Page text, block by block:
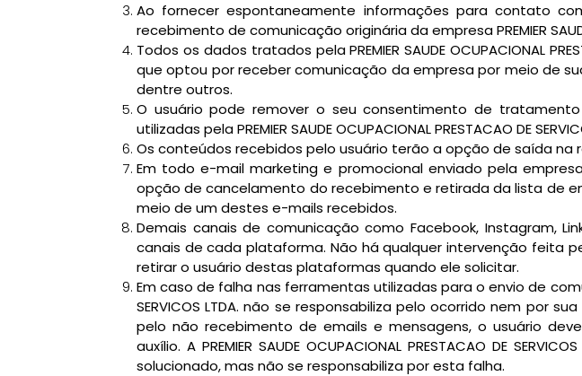
Ao fornecer espontaneamente informações para contato
recebimento de comunicação originária da empresa PREMIER SAUDE
Todos os dados tratados pela PREMIER SAUDE OCUPACIONAL
que optou por receber comunicação da empresa por meio de
dentre outros.
O usuário pode remover o seu consentimento de
utilizadas pela PREMIER SAUDE OCUPACIONAL PRESTACAO DE
Os conteúdos recebidos pelo usuário terão a opção de saída
Em todo e-mail marketing e promocional enviado pela empresa
opção de cancelamento do recebimento e retirada da lista de
meio de um destes e-mails recebidos.
Demais canais de comunicação como Facebook, Instagram,
canais de cada plataforma. Não há qualquer intervenção feita pela
retirar o usuário destas plataformas quando ele solicitar.
Em caso de falha nas ferramentas utilizadas para o envio de
SERVICOS LTDA. não se responsabiliza pelo ocorrido nem por
pelo não recebimento de emails e mensagens, o usuário
auxílio. A PREMIER SAUDE OCUPACIONAL PRESTACAO DE
solucionado, mas não se responsabiliza por esta falha.